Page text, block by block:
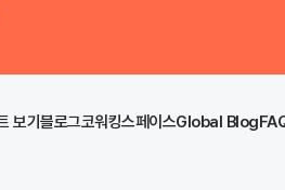
보기 블로그코워킹스페이스Global Blog